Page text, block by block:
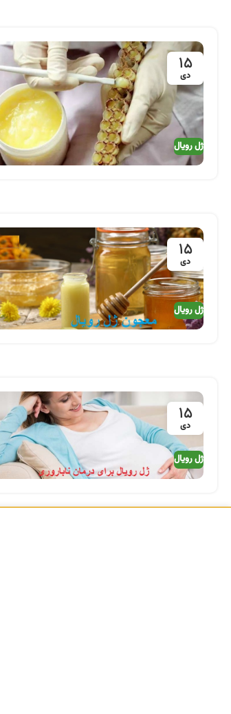
15
دی
ژل رویال
15
دی
ژل رویال
15
دی
ژل رویال